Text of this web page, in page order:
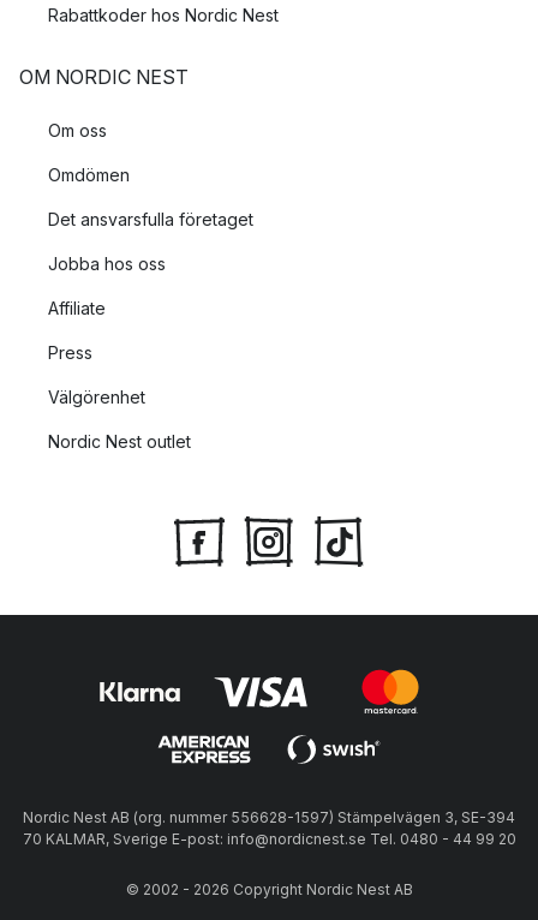
Rabattkoder hos Nordic Nest
OM NORDIC NEST
Om oss
Omdömen
Det ansvarsfulla företaget
Jobba hos oss
Affiliate
Press
Välgörenhet
Nordic Nest outlet
Nordic Nest AB (org. nummer 556628-1597) Stämpelvägen 3, SE-394
70 KALMAR, Sverige E-post: info@nordicnest.se Tel. 0480 - 44 99 20
© 2002 - 2026 Copyright Nordic Nest AB